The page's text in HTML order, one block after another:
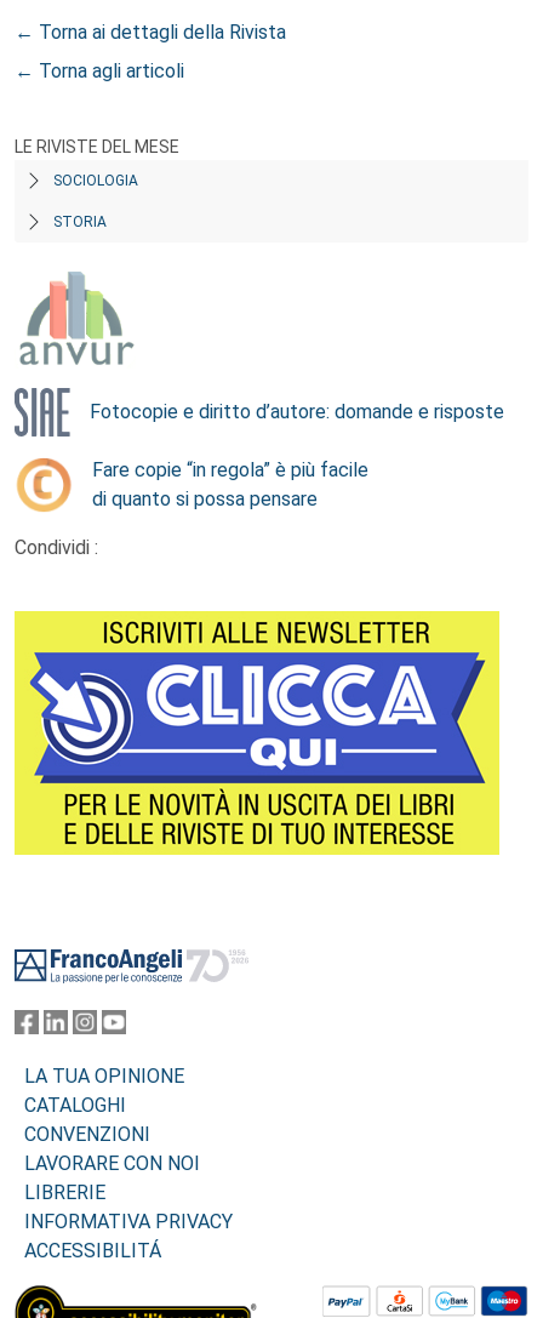
← Torna ai dettagli della Rivista
← Torna agli articoli
LE RIVISTE DEL MESE
SOCIOLOGIA
STORIA
Fotocopie e diritto d’autore: domande e risposte
Fare copie “in regola” è più facile
di quanto si possa pensare
Condividi :
LA TUA OPINIONE
CATALOGHI
CONVENZIONI
LAVORARE CON NOI
LIBRERIE
INFORMATIVA PRIVACY
ACCESSIBILITÁ